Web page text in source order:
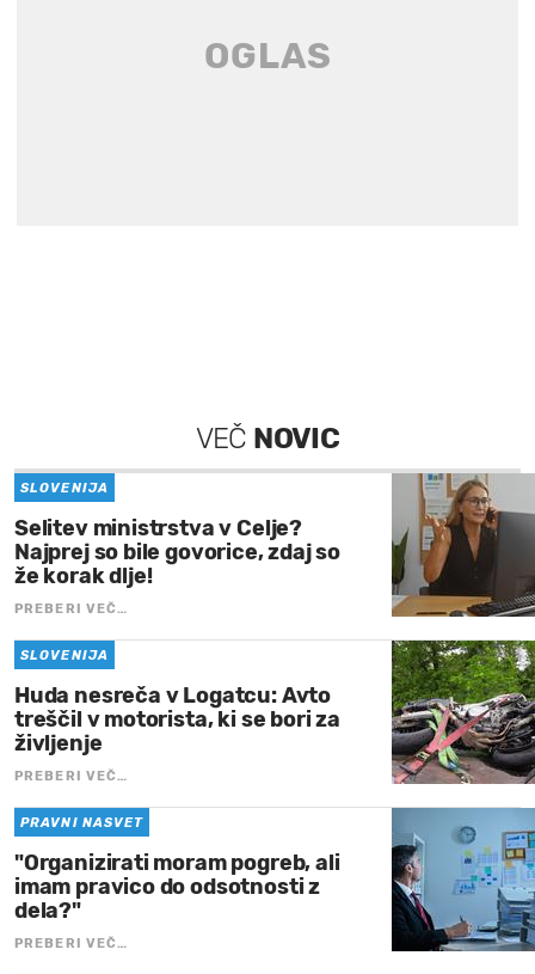
VEČ NOVIC
SLOVENIJA
Selitev ministrstva v Celje?
Najprej so bile govorice, zdaj so
že korak dlje!
PREBERI VEČ…
SLOVENIJA
Huda nesreča v Logatcu: Avto
treščil v motorista, ki se bori za
življenje
PREBERI VEČ…
PRAVNI NASVET
"Organizirati moram pogreb, ali
imam pravico do odsotnosti z
dela?"
PREBERI VEČ…